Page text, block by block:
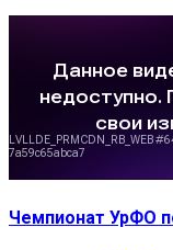
Чемпионат УрФО